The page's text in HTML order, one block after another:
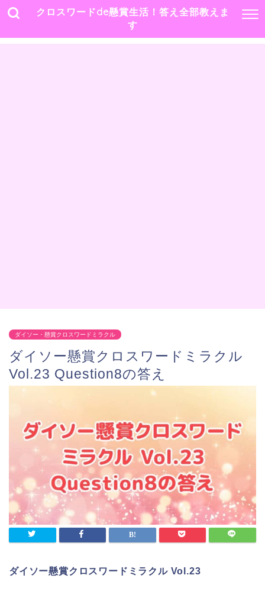
クロスワードde懸賞生活！答え全部教えま
す
ダイソー・懸賞クロスワードミラクル
ダイソー懸賞クロスワードミラクル
Vol.23 Question8の答え
ダイソー懸賞クロスワードミラクル Vol.23